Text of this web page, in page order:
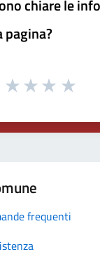
chiare le
pagina?
frequenti